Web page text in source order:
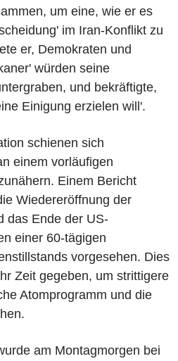
um eine, wie er es
im Iran-Konflikt zu
er, Demokraten und
würden seine
und bekräftigte,
Einigung erzielen will'.
schienen sich
einem vorläufigen
Einem Bericht
Wiedereröffnung der
das Ende der US-
einer 60-tägigen
vorgesehen. Dies
Zeit gegeben, um strittigere
Atomprogramm und die
am Montagmorgen bei